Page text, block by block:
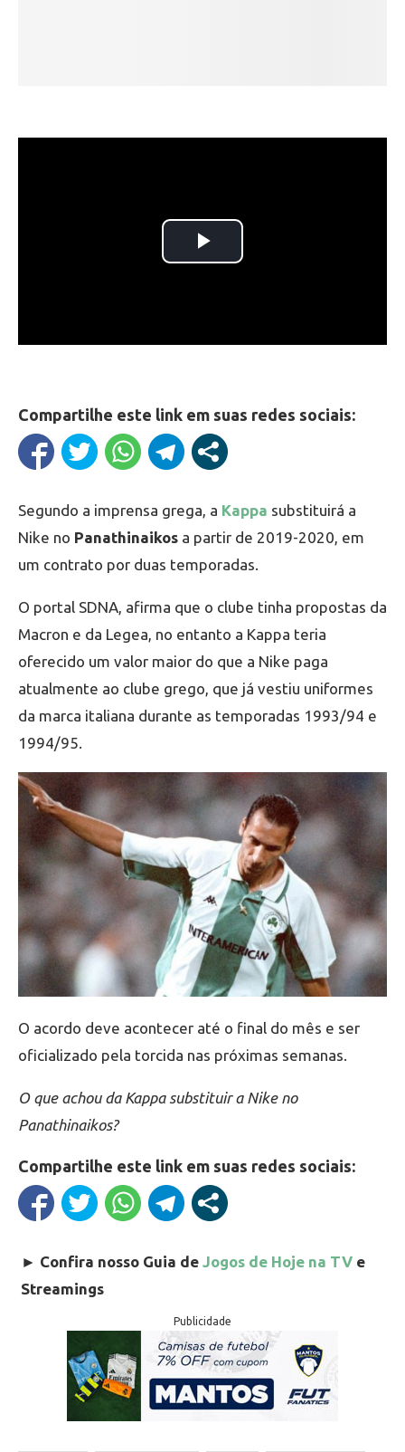
Compartilhe este link em suas redes sociais:
Segundo a imprensa grega, a Kappa substituirá a
Nike no Panathinaikos a partir de 2019-2020, em
um contrato por duas temporadas.
O portal SDNA, afirma que o clube tinha propostas da
Macron e da Legea, no entanto a Kappa teria
oferecido um valor maior do que a Nike paga
atualmente ao clube grego, que já vestiu uniformes
da marca italiana durante as temporadas 1993/94 e
1994/95.
O acordo deve acontecer até o final do mês e ser
oficializado pela torcida nas próximas semanas.
O que achou da Kappa substituir a Nike no
Panathinaikos?
Compartilhe este link em suas redes sociais:
► Confira nosso Guia de Jogos de Hoje na TV e
Streamings
Publicidade